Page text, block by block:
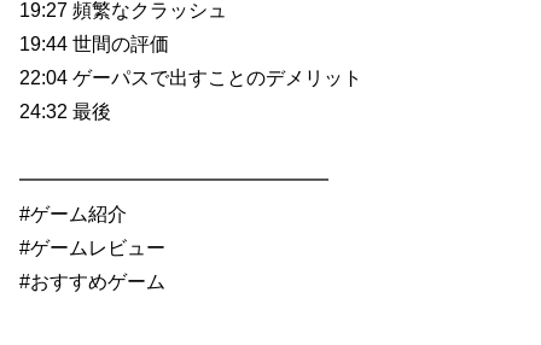
19:27 頻繁なクラッシュ
19:44 世間の評価
22:04 ゲーパスで出すことのデメリット
24:32 最後
━━━━━━━━━━━━━━━━
#ゲーム紹介
#ゲームレビュー
#おすすめゲーム